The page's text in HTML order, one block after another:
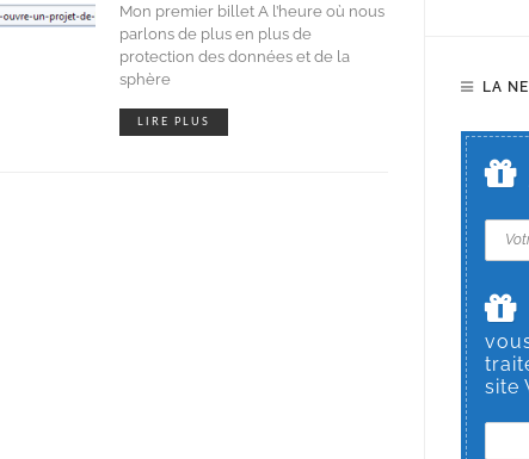
Mon premier billet A l’heure où nous
parlons de plus en plus de
protection des données et de la
sphère
LIRE PLUS
LA
site